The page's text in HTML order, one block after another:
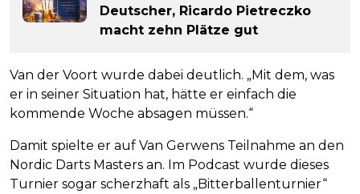
Deutscher, Ricardo Pietreczko
macht zehn Plätze gut
Van der Voort wurde dabei deutlich. „Mit dem, was
er in seiner Situation hat, hätte er einfach die
kommende Woche absagen müssen.“
Damit spielte er auf Van Gerwens Teilnahme an den
Nordic Darts Masters an. Im Podcast wurde dieses
Turnier sogar scherzhaft als „Bitterballenturnier“